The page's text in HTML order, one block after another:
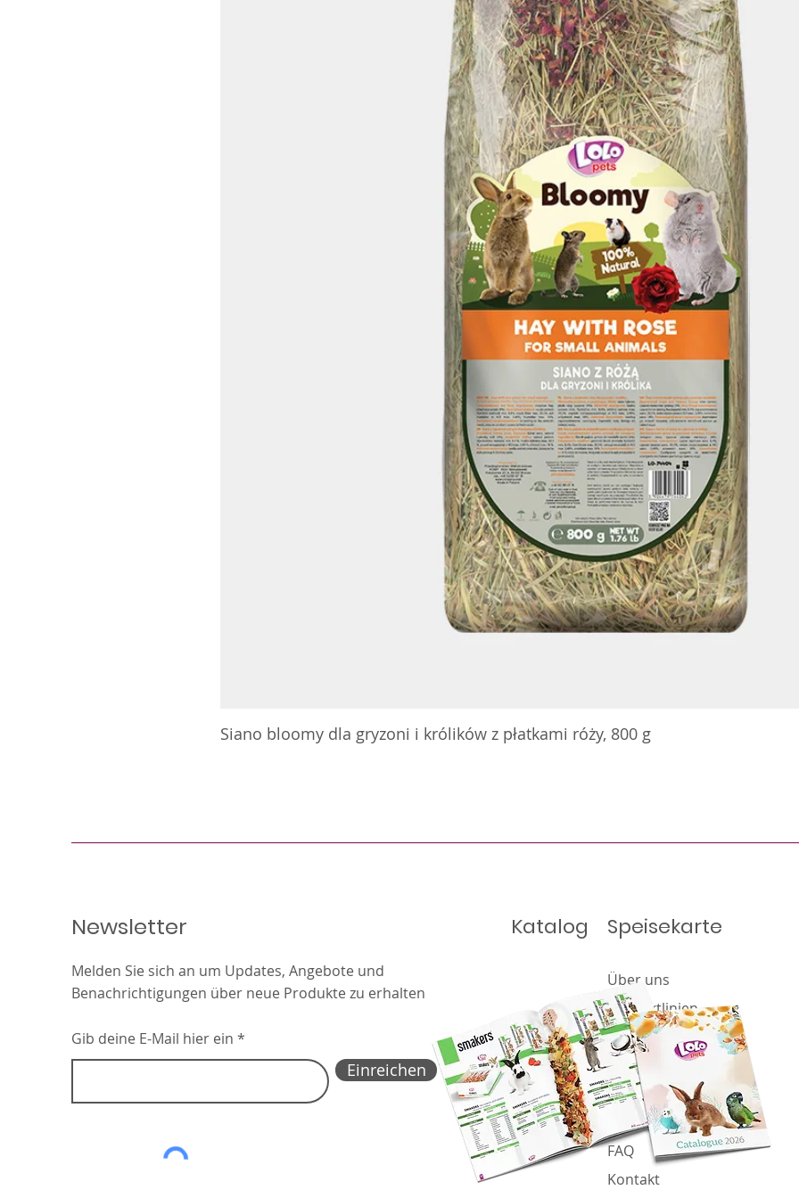
Siano bloomy dla gryzoni i królików z płatkami róży, 800 g
Newsletter
Melden Sie sich an um Updates, Angebote und
Benachrichtigungen über neue Produkte zu erhalten
Gib deine E-Mail hier ein
Einreichen
Speisekarte
Über uns
Produktlinien
Angebot
Katalog
Nachricht
Cookie-Richtlinie
FAQ
Kontakt
Katalog